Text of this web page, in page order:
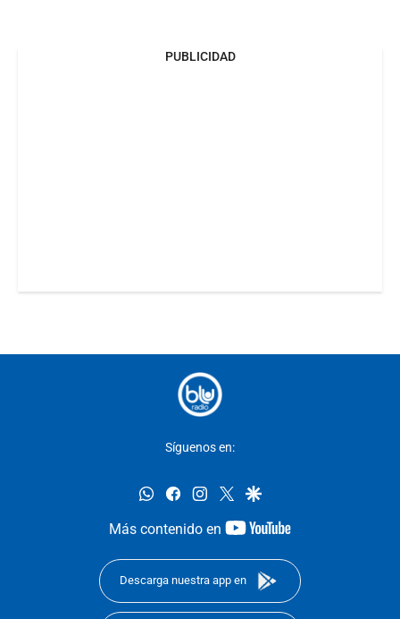
PUBLICIDAD
Síguenos en:
whatsappfacebookinstagram
twittergoogle
Más contenido en
youtube-
Descarga nuestra app en